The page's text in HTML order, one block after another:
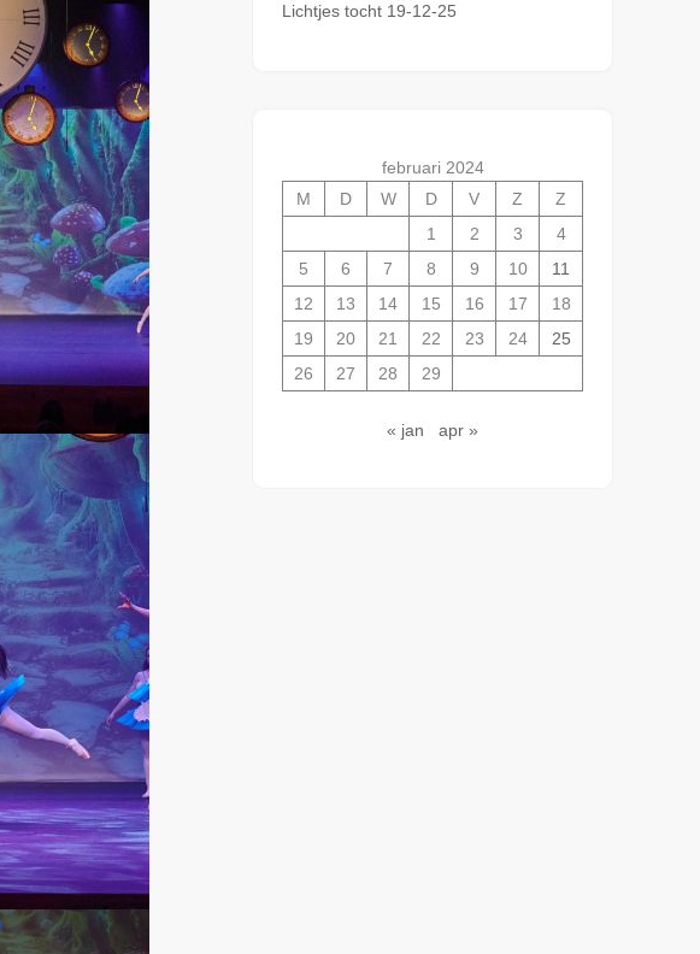
Lichtjes tocht 19-12-25
februari 2024
M
D W D V Z
Z
1
2 3
4
5
6 7 8 9 10
11
12
13 14 15 16 17
18
19
20 21 22 23 24
25
26
27 28 29
« jan apr »